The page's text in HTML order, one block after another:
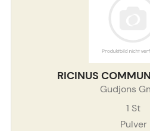
RICINUS
Gudjons
1 St
Pulver